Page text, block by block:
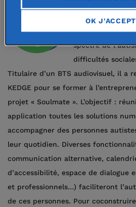
Rémy a grandi
dans laquelle la
frère, porteur de
spectre de
difficultés
Titulaire d’un BTS audiovisuel, il a
KEDGE pour se former à
projet « Soulmate ». L’objectif :
application toutes les solutions
accompagner des personnes
leur quotidien. Diverses
communication alternative,
d’accessibilité, espace de dialogue
et professionnels…) faciliteront
de ces personnes. Pour
OK